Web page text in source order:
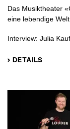
Das Musiktheater
eine lebendige
Interview: Julia
› DETAILS